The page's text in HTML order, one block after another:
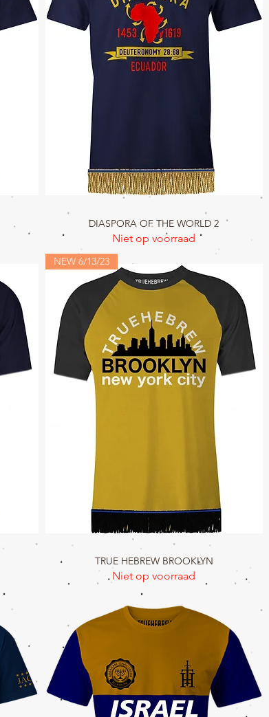
Snel overzicht
DIASPORA OF THE WORLD 2
Niet op voorraad
Snel overzicht
NEW 6/13/23
TRUE HEBREW BROOKLYN
Niet op voorraad